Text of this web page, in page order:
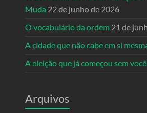
Muda 22 de junho de 2026
O vocabulário da ordem 21 de
A cidade que não cabe em si
A eleição que já começou sem você
Arquivos